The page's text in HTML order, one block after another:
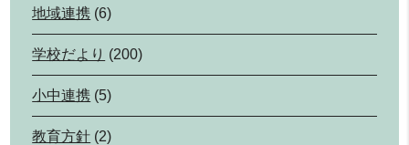
地域連携 (6)
学校だより (200)
小中連携 (5)
教育方針 (2)